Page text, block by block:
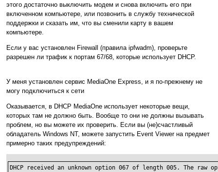
этого достаточно выключить модем и снова включить его при
включенном компьютере, или позвонить в службу технической
поддержки и сказать им, что вы сменили карту в вашем
компьютере.
Если у вас установлен Firewall (правила ipfwadm), проверьте
разрешен ли трафик к портам 67/68, которые использует DHCP.
У меня установлен сервис MediaOne Express, и я по-прежнему не
могу подключиться к сети
Оказывается, в DHCP MediaOne использует некоторые вещи,
которых там не должно быть. Вообще то они не должны вызывать
проблем, но вы можете их проверить. Если вы (не)счастливый
обладатель Windows NT, можете запустить Event Viewer на предмет
примерно таких предупреждений:
DHCP received an unknown option 067 of length 005. The raw